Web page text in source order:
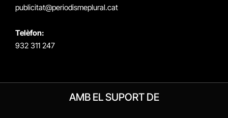
publicitat@periodismeplural.cat
Telèfon:
932 311 247
AMB EL SUPORT DE